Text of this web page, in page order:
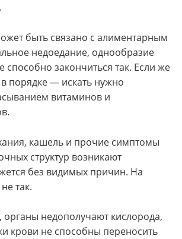
быть связано с алиментарным
недоедание, однообразие
способно закончиться так. Если же
порядке — искать нужно
витаминов и
кашель и прочие симптомы
структур возникают
без видимых причин. На
так.
органы недополучают кислорода,
крови не способны переносить